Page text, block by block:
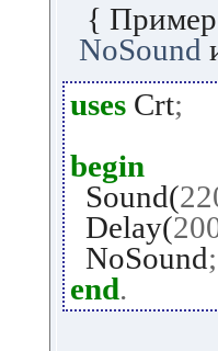
{
NoSound
usesCrt;
begin
Sound(
Delay(
NoSound;
end.